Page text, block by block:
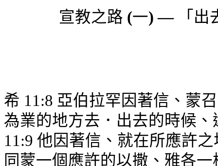
宣教之路 (一) — 「
希 11:8 亞伯拉罕因著信、蒙
為業的地方去．出去的時候
11:9 他因著信、就在所應許
同蒙一個應許的以撒、雅各一